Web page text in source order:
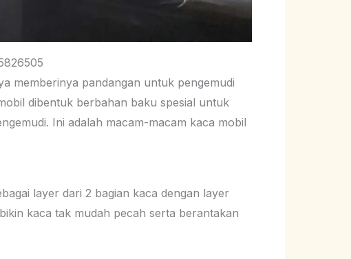
memberinya pandangan untuk pengemudi
dibentuk berbahan baku spesial untuk
Ini adalah macam-macam kaca mobil
layer dari 2 bagian kaca dengan layer
kaca tak mudah pecah serta berantakan